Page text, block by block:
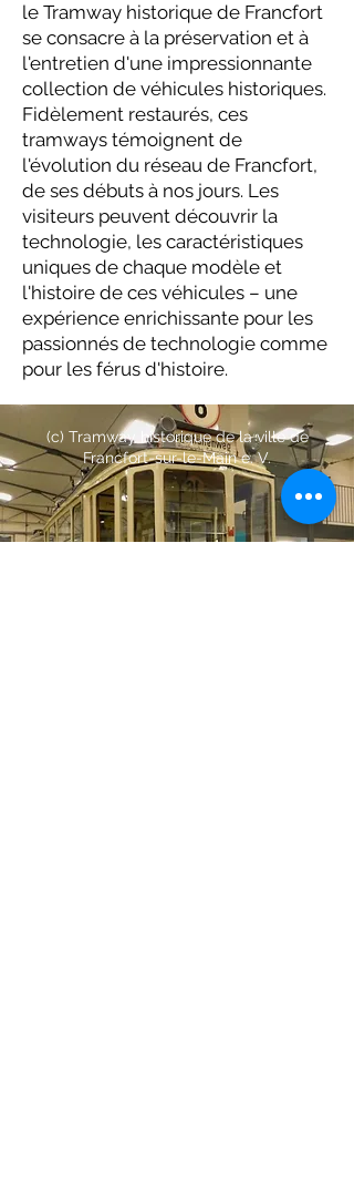
le Tramway historique de Francfort
se consacre à la préservation et à
l'entretien d'une impressionnante
collection de véhicules historiques.
Fidèlement restaurés, ces
tramways témoignent de
l'évolution du réseau de Francfort,
de ses débuts à nos jours. Les
visiteurs peuvent découvrir la
technologie, les caractéristiques
uniques de chaque modèle et
l'histoire de ces véhicules – une
expérience enrichissante pour les
passionnés de technologie comme
pour les férus d'histoire.
(c) Tramway historique de la ville de
Francfort-sur-le-Main e. V.